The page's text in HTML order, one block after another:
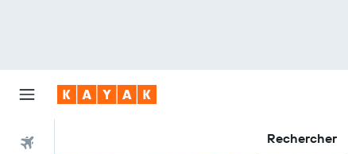
Rechercher